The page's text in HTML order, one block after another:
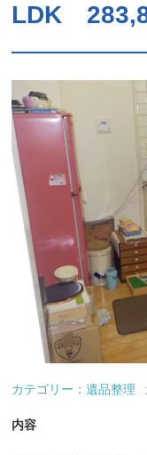
LDK
カテゴリー：遺品整理
内容